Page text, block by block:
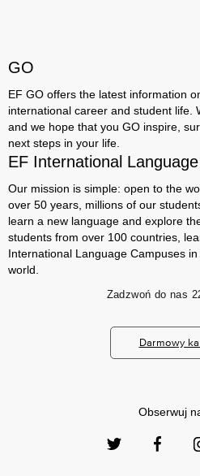
GO
EF GO offers the latest information
international career and student life.
and we hope that you GO inspire,
next steps in your life.
EF International
Our mission is simple: open to the
over 50 years, millions of our
learn a new language and explore
students from over 100 countries,
International Language Campuses
world.
Zadzwoń do nas
Darmowy
Obserwuj